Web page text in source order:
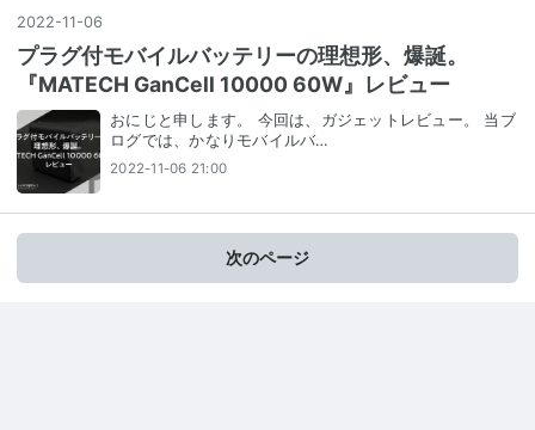
2022-11-06
プラグ付モバイルバッテリーの理想形、爆誕。
『MATECH GanCell 10000 60W』レビュー
おにじと申します。 今回は、ガジェットレビュー。 当ブ
ログでは、かなりモバイルバ…
2022-11-06 21:00
次のページ